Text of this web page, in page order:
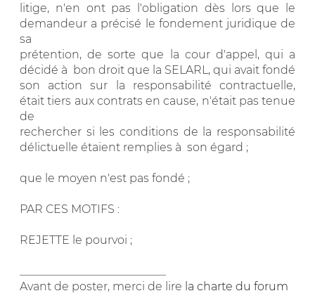
litige, n'en ont pas l'obligation dès lors que le
demandeur a précisé le fondement juridique de
sa
prétention, de sorte que la cour d'appel, qui a
décidé à bon droit que la SELARL, qui avait fondé
son action sur la responsabilité contractuelle,
était tiers aux contrats en cause, n'était pas tenue
de
rechercher si les conditions de la responsabilité
délictuelle étaient remplies à son égard ;
que le moyen n'est pas fondé ;
PAR CES MOTIFS :
REJETTE le pourvoi ;
Avant de poster, merci de lire la charte du forum